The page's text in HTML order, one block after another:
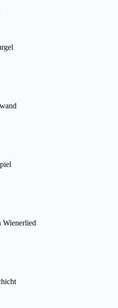
Wienerlied